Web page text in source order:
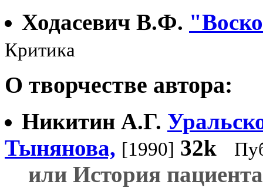
Ходасевич В.Ф.
Критика
О творчестве автора:
Никитин А.Г.
Тынянова, [1990] 32k
или История